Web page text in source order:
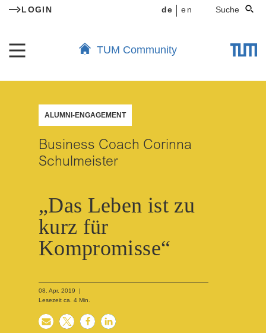
LOGIN de en Suche
TUM Community
ALUMNI-ENGAGEMENT
Business Coach Corinna
Schulmeister
„Das Leben ist zu
kurz für
Kompromisse“
08. Apr. 2019 |
Lesezeit ca. 4 Min.